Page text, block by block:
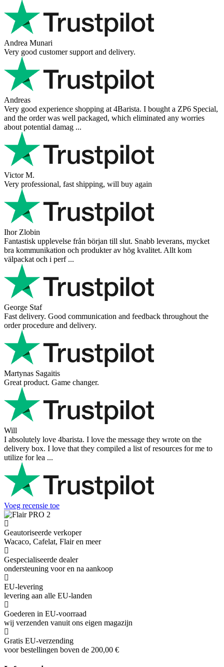
Andrea Munari
Very good customer support and delivery.
Andreas
Very good experience shopping at 4Barista. I bought a ZP6 Special,
and the order was well packaged, which eliminated any worries
about potential damag ...
Victor M.
Very professional, fast shipping, will buy again
Ihor Zlobin
Fantastisk upplevelse från början till slut. Snabb leverans, mycket
bra kommunikation och produkter av hög kvalitet. Allt kom
välpackat och i perf ...
George Staf
Fast delivery. Good communication and feedback throughout the
order procedure and delivery.
Martynas Sagaitis
Great product. Game changer.
Will
I absolutely love 4barista. I love the message they wrote on the
delivery box. I love that they compiled a list of resources for me to
utilize for lea ...
Voeg recensie toe
Geautoriseerde verkoper
Wacaco, Cafelat, Flair en meer
Gespecialiseerde dealer
ondersteuning voor en na aankoop
EU-levering
levering aan alle EU-landen
Goederen in EU-voorraad
wij verzenden vanuit ons eigen magazijn
Gratis EU-verzending
voor bestellingen boven de 200,00 €